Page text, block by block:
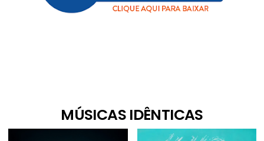
MÚSICAS IDÊNTICAS